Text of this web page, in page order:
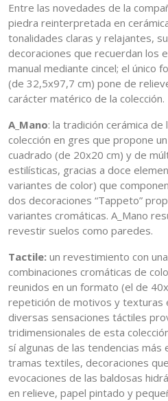
Entre las novedades de la
piedra reinterpretada en
tonalidades claras y relajantes,
decoraciones que recuerdan los
manual mediante cincel; el único
(de 32,5x97,7 cm) pone de
carácter matérico de la colección.
A_Mano: la tradición cerámica de
colección en gres que propone
cuadrado (de 20x20 cm) y de
estilísticas, gracias a doce
variantes de color) que
dos decoraciones “Tappeto”
variantes cromáticas. A_Mano
revestir suelos como paredes.
Tactile: un revestimiento con
combinaciones cromáticas de
reunidos en un formato (el de
repetición de motivos y texturas
diversas sensaciones táctiles
tridimensionales de esta
sí algunas de las tendencias más
tramas textiles, decoraciones
evocaciones de las baldosas
en relieve, papel pintado y